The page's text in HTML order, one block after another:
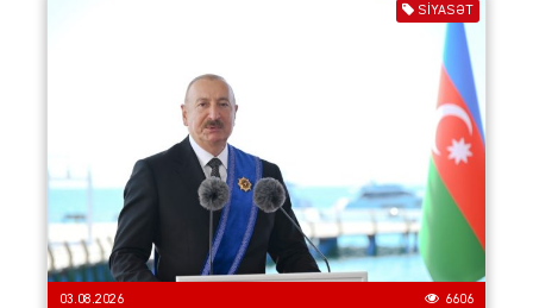
SIYASƏT
03.08.2026 6606